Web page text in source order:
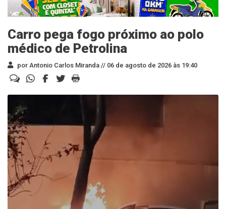
Carro pega fogo próximo ao polo
médico de Petrolina
por Antonio Carlos Miranda // 06 de agosto de 2026 às 19:40